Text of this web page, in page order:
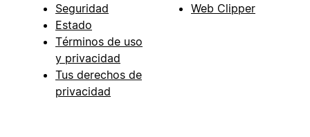
Seguridad
Estado
Términos de uso
y privacidad
Tus derechos de
privacidad
Web Clipper